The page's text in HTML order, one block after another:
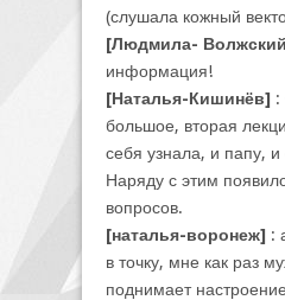
(слушала кожный
[Людмила-
информация!
[Наталья-Кишинёв] :
большое, вторая
себя узнала, и папу, и
Наряду с этим
вопросов.
[наталья-воронеж] :
в точку, мне как раз
поднимает настроение